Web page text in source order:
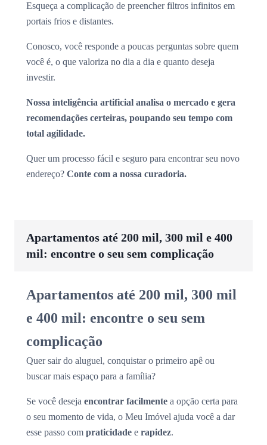
Esqueça a complicação de preencher filtros infinitos em
portais frios e distantes.
Conosco, você responde a poucas perguntas sobre quem
você é, o que valoriza no dia a dia e quanto deseja
investir.
Nossa inteligência artificial analisa o mercado e gera
recomendações certeiras, poupando seu tempo com
total agilidade.
Quer um processo fácil e seguro para encontrar seu novo
endereço? Conte com a nossa curadoria.
Apartamentos até 200 mil, 300 mil e 400
mil: encontre o seu sem complicação
Apartamentos até 200 mil, 300 mil
e 400 mil: encontre o seu sem
complicação
Quer sair do aluguel, conquistar o primeiro apê ou
buscar mais espaço para a família?
Se você deseja encontrar facilmente a opção certa para
o seu momento de vida, o Meu Imóvel ajuda você a dar
esse passo com praticidade e rapidez.